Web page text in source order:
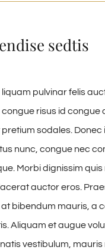
sedtis
liquam pulvinar felis
congue risus id congue
sodales.
nunc, congue nec
Morbi dignissim
auctor eros.
bibendum mauris, a
Aliquam et augue
vestibulum,